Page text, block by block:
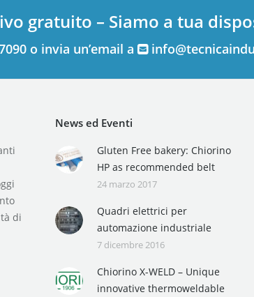
gratuito – Siamo a tua
o invia un’email a
di
News ed Eventi
Gluten Free bakery: Chiorino
HP as recommended belt
24 marzo 2017
Quadri elettrici per
automazione industriale
7 dicembre 2016
Chiorino X-WELD – Unique
innovative thermoweldable